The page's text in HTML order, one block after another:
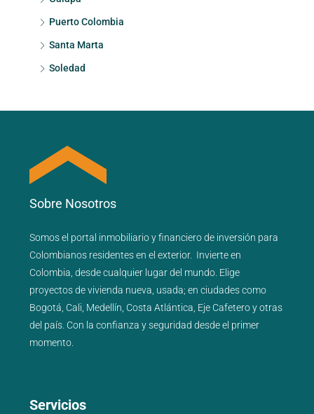
Puerto Colombia
Santa Marta
Soledad
Sobre Nosotros
Somos el portal inmobiliarioyfinancierode inversión para
Colombianos residentes en el exterior. Invierte en
Colombia, desde cualquier lugar del mundo. Elige
proyectos devivienda nueva usada; en ciudades como
Bogotá Cali Medellín Costa Atlántica Eje Cafeteroyotras
del país . Con la confianza y seguridad desde el primer
momento.
Servicios